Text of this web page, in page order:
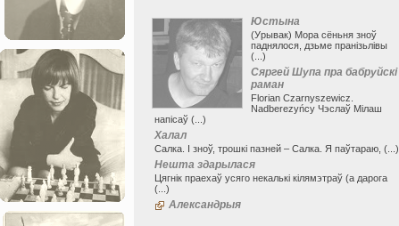
Юстына
(Урывак) Мора сёньня зноў
паднялося, дзьме пранізьлівы
(...)
Сяргей Шупа пра бабруйскі
раман
Florian Czarnyszewicz.
Nadberezyńcy Чэслаў Мілаш
напісаў (...)
Халал
Салка. І зноў, трошкі пазней – Салка. Я паўтараю, (...)
Нешта здарылася
Цягнік праехаў усяго некалькі кілямэтраў (а дарога
(...)
Александрыя